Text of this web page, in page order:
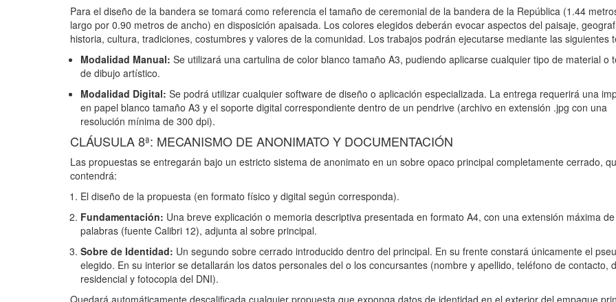
Para el diseño de la bandera se tomará como referencia el tamaño de ceremonial de la bandera de la República (1.44
largo por 0.90 metros de ancho) en disposición apaisada. Los colores elegidos deberán evocar aspectos del paisaje,
historia, cultura, tradiciones, costumbres y valores de la comunidad. Los trabajos podrán ejecutarse mediante las siguientes
Modalidad Manual: Se utilizará una cartulina de color blanco tamaño A3, pudiendo aplicarse cualquier tipo de material o
de dibujo artístico.
Modalidad Digital: Se podrá utilizar cualquier software de diseño o aplicación especializada. La entrega requerirá una
en papel blanco tamaño A3 y el soporte digital correspondiente dentro de un pendrive (archivo en extensión .jpg con una
resolución mínima de 300 dpi).
CLÁUSULA 8ª: MECANISMO DE ANONIMATO Y DOCUMENTACIÓN
Las propuestas se entregarán bajo un estricto sistema de anonimato en un sobre opaco principal completamente cerrado,
contendrá:
El diseño de la propuesta (en formato físico y digital según corresponda).
Fundamentación: Una breve explicación o memoria descriptiva presentada en formato A4, con una extensión máxima
palabras (fuente Calibri 12), adjunta al sobre principal.
Sobre de Identidad: Un segundo sobre cerrado introducido dentro del principal. En su frente constará únicamente el
elegido. En su interior se detallarán los datos personales del o los concursantes (nombre y apellido, teléfono de contacto,
residencial y fotocopia del DNI).
Quedará automáticamente descalificada cualquier propuesta que exponga datos de identidad en el exterior del empaque